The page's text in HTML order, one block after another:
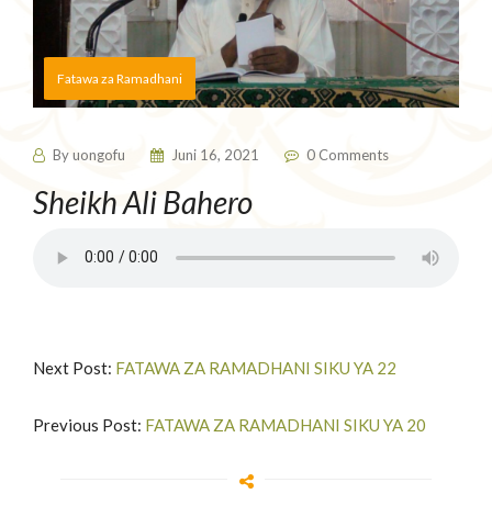
Fatawa za Ramadhani
Byuongofu Juni 16, 2021 0 Comments
Sheikh Ali Bahero
Next Post: FATAWA ZA RAMADHANI SIKU YA 22
Previous Post: FATAWA ZA RAMADHANI SIKU YA 20